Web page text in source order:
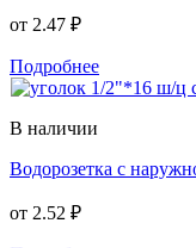
от 2.47 ₽
Подробнее
В наличии
Водорозетка с
от 2.52 ₽